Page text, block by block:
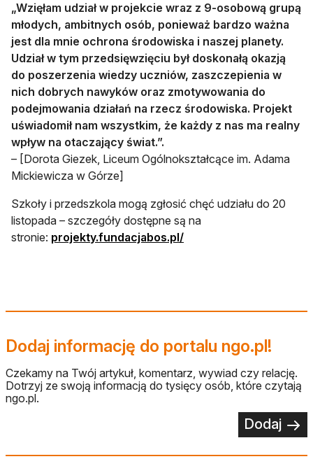
„Wzięłam udział w projekcie wraz z 9-osobową grupą
młodych, ambitnych osób, ponieważ bardzo ważna
jest dla mnie ochrona środowiska i naszej planety.
Udział w tym przedsięwzięciu był doskonałą okazją
do poszerzenia wiedzy uczniów, zaszczepienia w
nich dobrych nawyków oraz zmotywowania do
podejmowania działań na rzecz środowiska. Projekt
uświadomił nam wszystkim, że każdy z nas ma realny
wpływ na otaczający świat.”.
– [Dorota Giezek, Liceum Ogólnokształcące im. Adama
Mickiewicza w Górze]
Szkoły i przedszkola mogą zgłosić chęć udziału do 20
listopada – szczegóły dostępne są na
stronie: projekty.fundacjabos.pl/otwiera się w nowej
Dodaj informację do portalu ngo.pl!
Czekamy na Twój artykuł, komentarz, wywiad czy relację.
Dotrzyj ze swoją informacją do tysięcy osób, które czytają
ngo.pl.
Dodaj